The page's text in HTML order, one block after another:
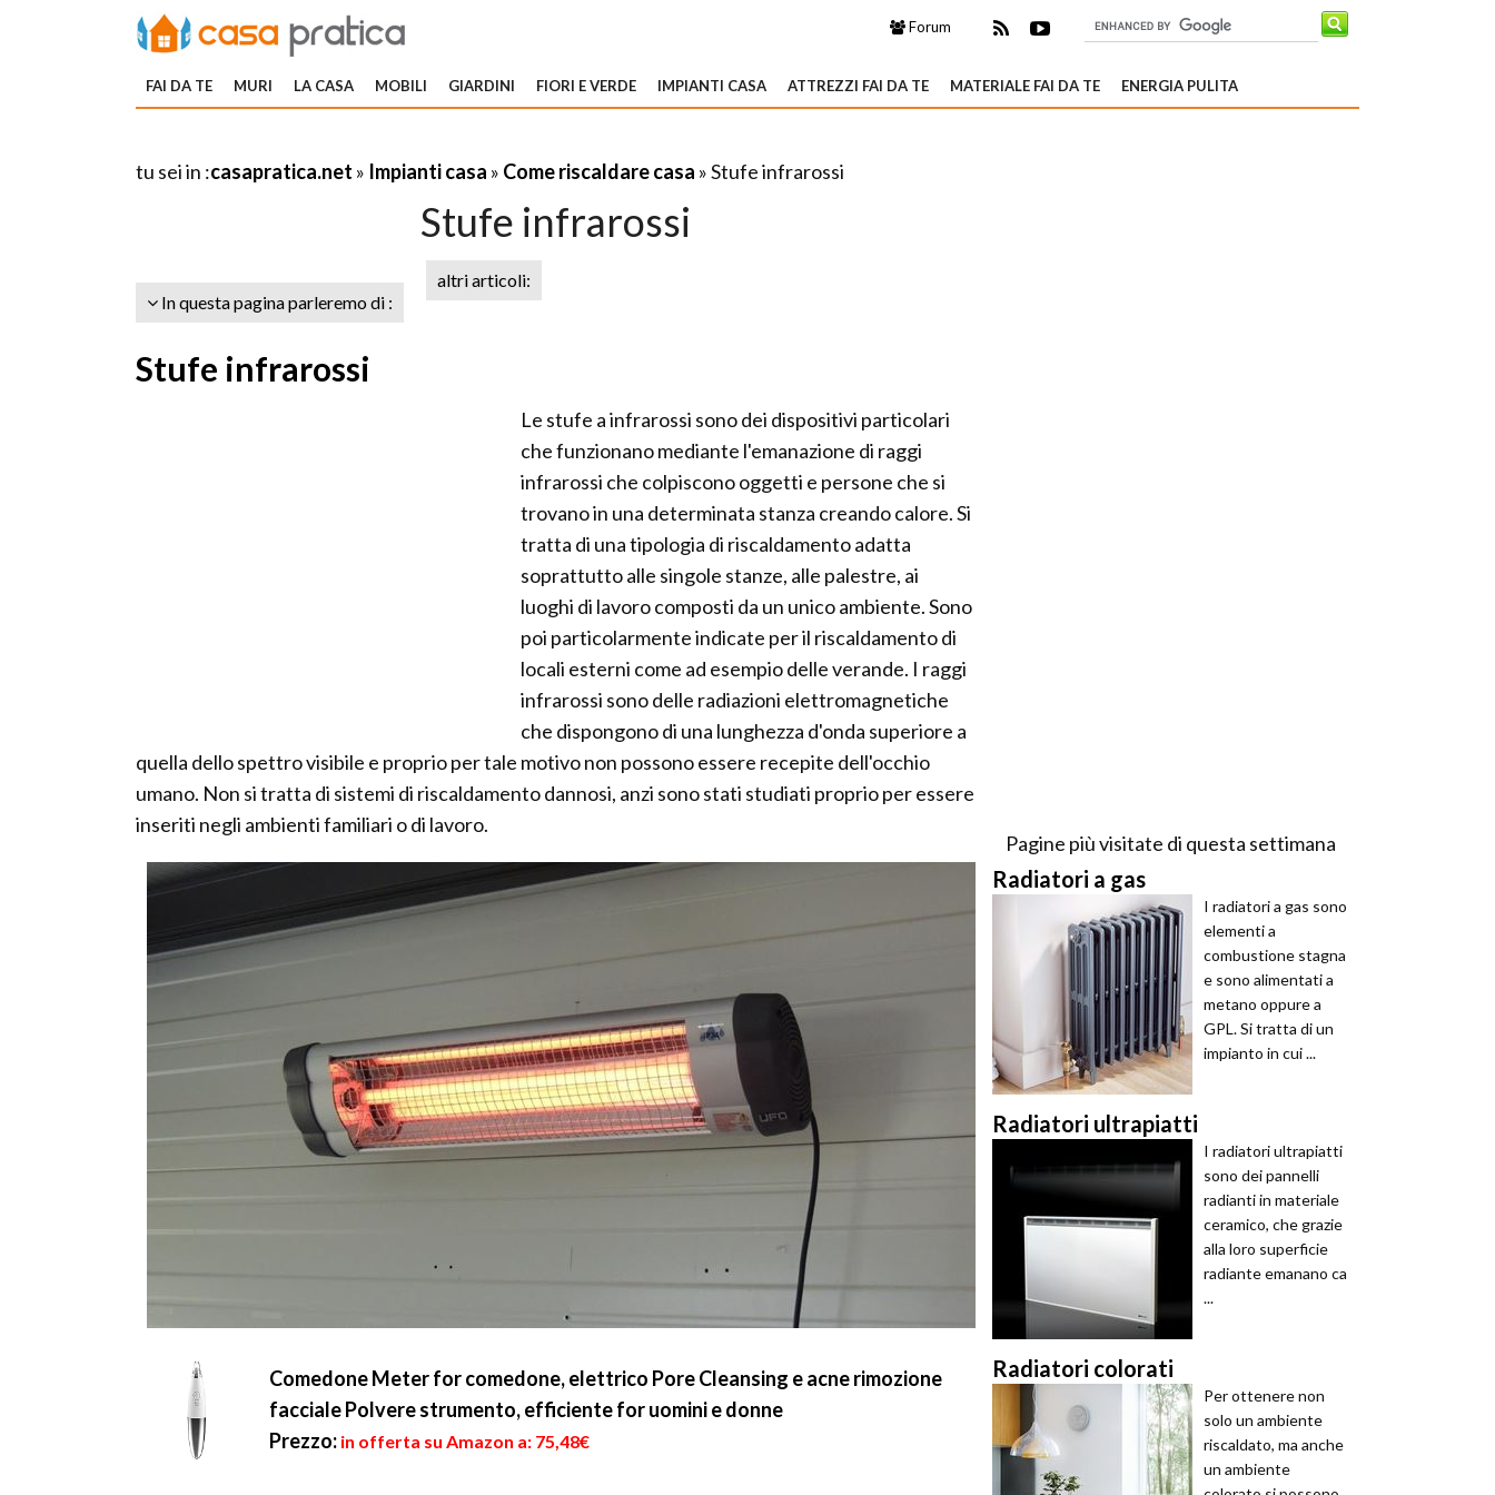
Forum
FAI DA TE MURI LA CASA MOBILI GIARDINI FIORI E VERDE IMPIANTI CASA ATTREZZI FAI DA TE MATERIALE FAI DA TE ENERGIA PULITA
tu sei in :casapratica.net » Impianti casa » Come riscaldare casa » Stufe infrarossi
Stufe infrarossi
In questa pagina parleremo di :
altri articoli:
Stufe infrarossi
Le stufe a infrarossi sono dei dispositivi particolari
che funzionano mediante l'emanazione di raggi
infrarossi che colpiscono oggetti e persone che si
trovano in una determinata stanza creando calore. Si
tratta di una tipologia di riscaldamento adatta
soprattutto alle singole stanze, alle palestre, ai
luoghi di lavoro composti da un unico ambiente. Sono
poi particolarmente indicate per il riscaldamento di
locali esterni come ad esempio delle verande. I raggi
infrarossi sono delle radiazioni elettromagnetiche
che dispongono di una lunghezza d'onda superiore a
quella dello spettro visibile e proprio per tale motivo non possono essere recepite dell'occhio
umano. Non si tratta di sistemi di riscaldamento dannosi, anzi sono stati studiati proprio per essere
inseriti negli ambienti familiari o di lavoro.
Comedone Meter for comedone, elettrico Pore Cleansing e acne rimozione
facciale Polvere strumento, efficiente for uomini e donne
Prezzo: in offerta su Amazon a: 75,48€
Pagine più visitate di questa settimana
Radiatori a gas
I radiatori a gas sono
elementi a
combustione stagna
e sono alimentati a
metano oppure a
GPL. Si tratta di un
impianto in cui ...
Radiatori ultrapiatti
I radiatori ultrapiatti
sono dei pannelli
radianti in materiale
ceramico, che grazie
alla loro superficie
radiante emanano ca
...
Radiatori colorati
Per ottenere non
solo un ambiente
riscaldato, ma anche
un ambiente